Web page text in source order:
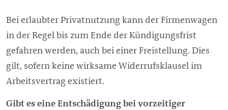
Bei erlaubter Privatnutzung kann der Firmenwagen
in der Regel bis zum Ende der Kündigungsfrist
gefahren werden, auch bei einer Freistellung. Dies
gilt, sofern keine wirksame Widerrufsklausel im
Arbeitsvertrag existiert.
Gibt es eine Entschädigung bei vorzeitiger